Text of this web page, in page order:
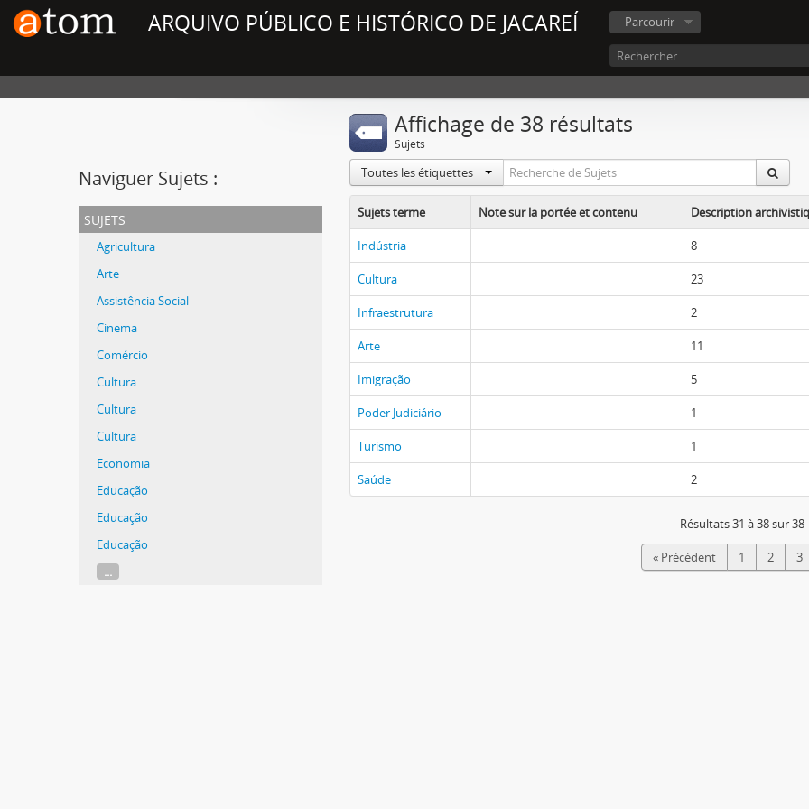
ARQUIVO PÚBLICO E HISTÓRICO DE JACAREÍ Parcourir
Naviguer Sujets :
sujets
Agricultura
Arte
Assistência Social
Cinema
Comércio
Cultura
Cultura
Cultura
Economia
Educação
Educação
Educação
...
Affichage de 38 résultats
Sujets
Toutes les étiquettes
Sujets terme Note sur la portée et contenu Description
Indústria 8
Cultura 23
Infraestrutura 2
Arte 11
Imigração 5
Poder Judiciário 1
Turismo 1
Saúde 2
Résultats 31 à 38 sur 38
« Précédent 1 2 3